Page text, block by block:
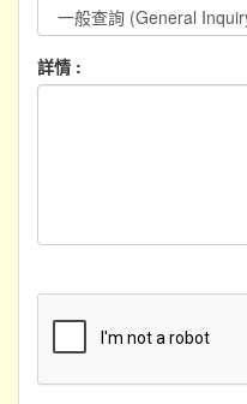
詳情 :